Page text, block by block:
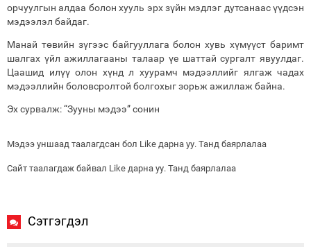
орчуулгын алдаа болон хууль эрх зүйн мэдлэг дутсанаас үүдсэн
мэдээлэл байдаг.
Манай төвийн зүгээс байгууллага болон хувь хүмүүст баримт
шалгах үйл ажиллагааны талаар үе шаттай сургалт явуулдаг.
Цаашид илүү олон хүнд л хуурамч мэдээллийг ялгаж чадах
мэдээллийн боловсролтой болгохыг зорьж ажиллаж байна.
Эх сурвалж: “Зууны мэдээ” сонин
Мэдээ уншаад таалагдсан бол Like дарна уу. Танд баярлалаа
Сайт таалагдаж байвал Like дарна уу. Танд баярлалаа
Сэтгэгдэл